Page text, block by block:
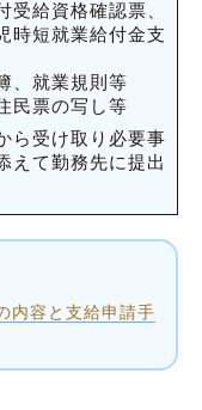
給資格確認票、
時短就業給付金支
、就業規則等
民票の写し等
ら受け取り必要事
えて勤務先に提出
内容と支給申請手